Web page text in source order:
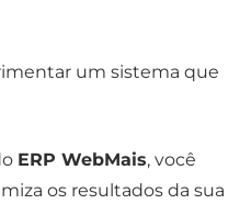
um sistema que
ERP WebMais, você
os resultados da sua